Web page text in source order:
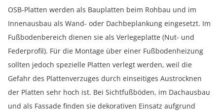
OSB-Platten werden als Bauplatten beim Rohbau und im
Innenausbau als Wand- oder Dachbeplankung eingesetzt. Im
Fußbodenbereich dienen sie als Verlegeplatte (Nut- und
Federprofil). Für die Montage über einer Fußbodenheizung
sollten jedoch spezielle Platten verlegt werden, weil die
Gefahr des Plattenverzuges durch einseitiges Austrocknen
der Platten sehr hoch ist. Bei Sichtfußböden, im Dachausbau
und als Fassade finden sie dekorativen Einsatz aufgrund